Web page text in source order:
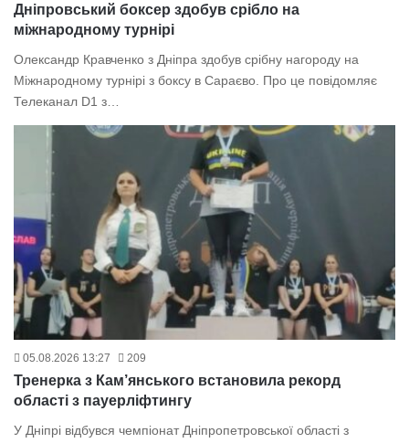
Дніпровський боксер здобув срібло на
міжнародному турнірі
Олександр Кравченко з Дніпра здобув срібну нагороду на
Міжнародному турнірі з боксу в Сараєво. Про це повідомляє
Телеканал D1 з…
05.08.2026 13:27 209
Тренерка з Кам’янського встановила рекорд
області з пауерліфтингу
У Дніпрі відбувся чемпіонат Дніпропетровської області з